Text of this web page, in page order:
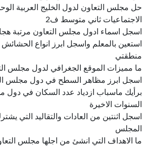
حل مجلس التعاون لدول الخليج العربية
الاجتماعيات ثاني متوسط ف2
اسجل اسماء ادول مجلس التعاون مرتبة
استعين بالمعلم واسجل ابرز انواع
منطقتي
ما مميزات الموقع الجغرافي لدول مجلس
اسجل ابرز مظاهر السطح في دول مجلس
برأيك ماسباب ازدياد عدد السكان في دول
السنوات الاخيرة
اسجل اثنتين من العادات والتقاليد التي
المجلس
ما الاهداف التي انشئ من اجلها مجلس